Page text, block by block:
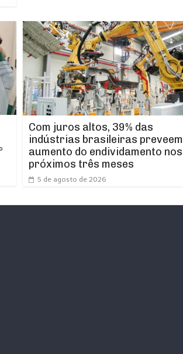
Com juros altos, 39% das
indústrias brasileiras preveem
aumento do endividamento nos
próximos três meses
5 de agosto de 2026